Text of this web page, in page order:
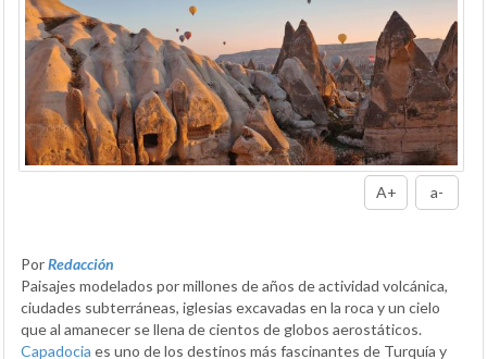
A+ a-
PorRedacción
Paisajes modelados por millones de años de actividad volcánica,
ciudades subterráneas, iglesias excavadas en la roca y un cielo
que al amanecer se llena de cientos de globos aerostáticos.
Capadocia es uno de los destinos más fascinantes de Turquía y